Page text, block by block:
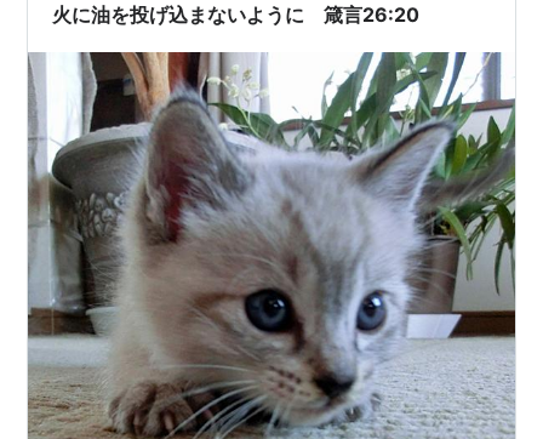
火に油を投げ込まないように 箴言26:20